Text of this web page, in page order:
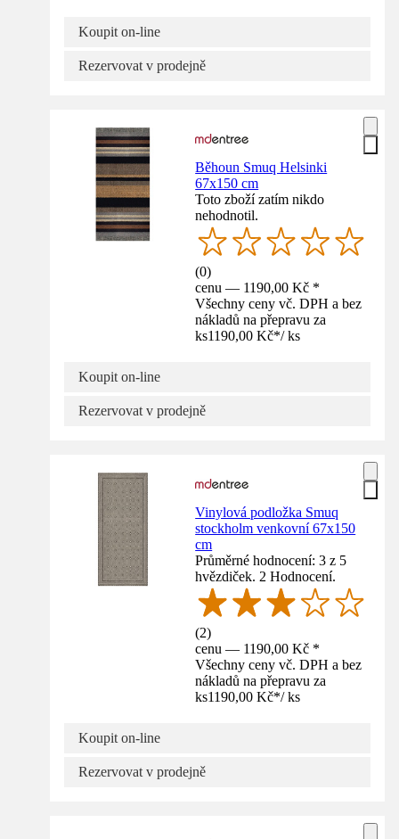
Koupit on-line
Rezervovat v prodejně
Běhoun Smuq Helsinki
67x150 cm
Toto zboží zatím nikdo
nehodnotil.
(0)
cenu — 1190,00 Kč *
Všechny ceny vč. DPH a bez
nákladů na přepravu za
ks1190,00 Kč*/ ks
Koupit on-line
Rezervovat v prodejně
Vinylová podložka Smuq
stockholm venkovní 67x150
cm
Průměrné hodnocení: 3 z 5
hvězdiček. 2 Hodnocení.
(2)
cenu — 1190,00 Kč *
Všechny ceny vč. DPH a bez
nákladů na přepravu za
ks1190,00 Kč*/ ks
Koupit on-line
Rezervovat v prodejně